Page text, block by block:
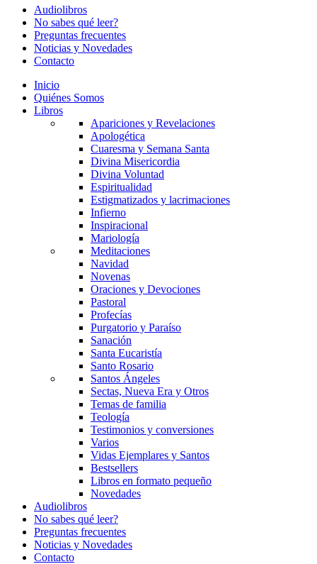
Audiolibros
No sabes qué leer?
Preguntas frecuentes
Noticias y Novedades
Contacto
Inicio
Quiénes Somos
Libros
Apariciones y Revelaciones
Apologética
Cuaresma y Semana Santa
Divina Misericordia
Divina Voluntad
Espiritualidad
Estigmatizados y lacrimaciones
Infierno
Inspiracional
Mariología
Meditaciones
Navidad
Novenas
Oraciones y Devociones
Pastoral
Profecías
Purgatorio y Paraíso
Sanación
Santa Eucaristía
Santo Rosario
Santos Ángeles
Sectas, Nueva Era y Otros
Temas de familia
Teología
Testimonios y conversiones
Varios
Vidas Ejemplares y Santos
Bestsellers
Libros en formato pequeño
Novedades
Audiolibros
No sabes qué leer?
Preguntas frecuentes
Noticias y Novedades
Contacto